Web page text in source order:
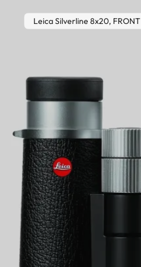
Leica Silverline 8x20, FRONT